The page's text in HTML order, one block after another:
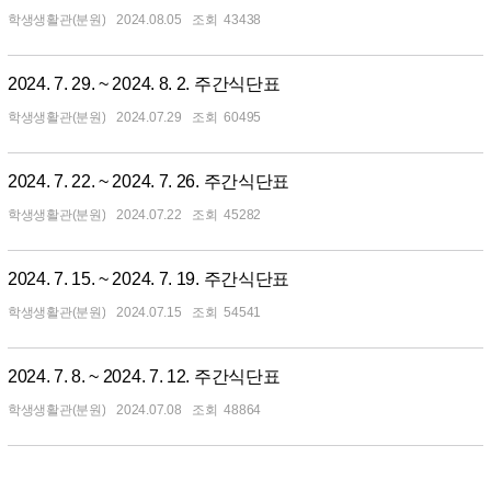
학생생활관(분원) 2024.08.05 43438
2024. 7. 29. ~ 2024. 8. 2. 주간식단표
학생생활관(분원) 2024.07.29 60495
2024. 7. 22. ~ 2024. 7. 26. 주간식단표
학생생활관(분원) 2024.07.22 45282
2024. 7. 15. ~ 2024. 7. 19. 주간식단표
학생생활관(분원) 2024.07.15 54541
2024. 7. 8. ~ 2024. 7. 12. 주간식단표
학생생활관(분원) 2024.07.08 48864